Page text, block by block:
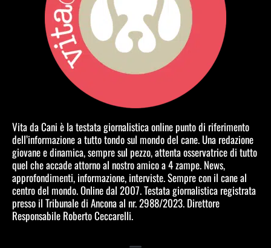
Vita da Cani è la testata giornalistica online punto di riferimento
dell’informazione a tutto tondo sul mondo del cane. Una redazione
giovane e dinamica, sempre sul pezzo, attenta osservatrice di tutto
quel che accade attorno al nostro amico a 4 zampe. News,
approfondimenti, informazione, interviste. Sempre con il cane al
centro del mondo. Online dal 2007. Testata giornalistica registrata
presso il Tribunale di Ancona al nr. 2988/2023. Direttore
Responsabile Roberto Ceccarelli.